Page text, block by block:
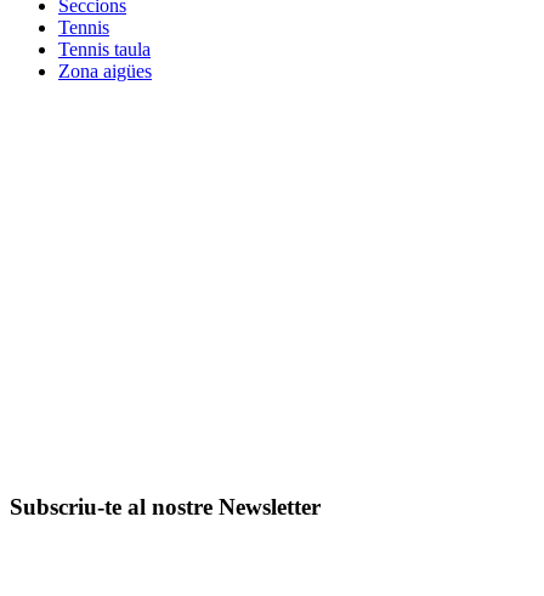
Seccions
Tennis
Tennis taula
Zona aigües
Subscriu-te al nostre Newsletter